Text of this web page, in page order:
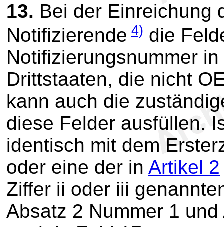
13. Bei der Einreichung
Notifizierende 4) die
Notifizierungsnummer
Drittstaaten, die nicht
kann auch die
diese Felder ausfüllen.
identisch mit dem
oder eine der in Artikel 2
Ziffer ii oder iii
Absatz 2 Nummer 1